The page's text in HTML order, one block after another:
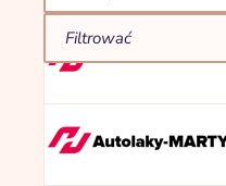
Filtrować
Sortuj:Od najnowszego